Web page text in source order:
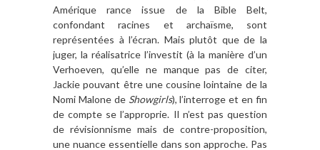
Amériquerance issue de la Bible Belt,
confondant racines et archaïsme, sont
représentées à l’écran. Mais plutôt que de la
juger, la réalisatrice l’investit (à la manière d’un
Verhoeven, qu’elle ne manque pas de citer,
Jackie pouvant être une cousine lointaine de la
Nomi Malone de Showgirls), l’interroge et en fin
de compte se l’approprie. Il n’est pas question
de révisionnisme mais de contre-proposition,
une nuance essentielle dans son approche. Pas